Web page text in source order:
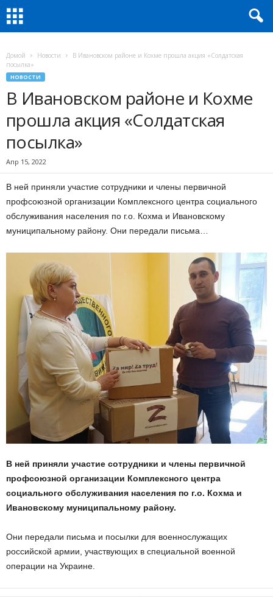
Домой Новости
В Ивановском районе и Кохме прошла акция «Солдатская
посылка»
НОВОСТИ
В Ивановском районе и Кохме
прошла акция «Солдатская
посылка»
Апр 15, 2022
В ней приняли участие сотрудники и члены первичной
профсоюзной организации Комплексного центра социального
обслуживания населения по г.о. Кохма и Ивановскому
муниципальному району. Они передали письма…
В ней приняли участие сотрудники и члены первичной
профсоюзной организации Комплексного центра
социального обслуживания населения по г.о. Кохма и
Ивановскому муниципальному району.
Они передали письма и посылки для военнослужащих
российской армии, участвующих в специальной военной
операции на Украине.